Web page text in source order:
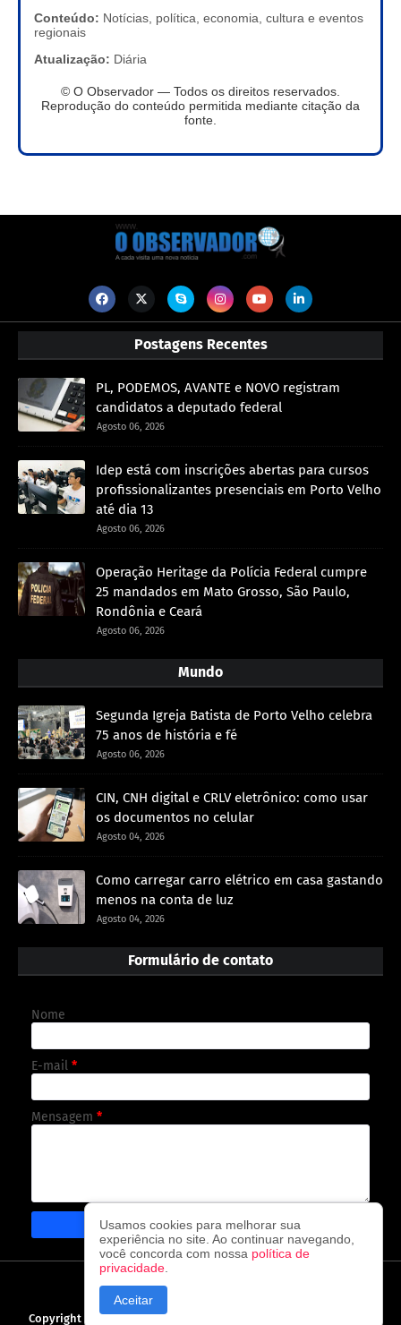
Conteúdo: Notícias, política, economia, cultura e eventos
regionais
Atualização: Diária
© O Observador — Todos os direitos reservados.
Reprodução do conteúdo permitida mediante citação da
fonte.
Postagens Recentes
PL, PODEMOS, AVANTE e NOVO registram
candidatos a deputado federal
Agosto 06, 2026
Idep está com inscrições abertas para cursos
profissionalizantes presenciais em Porto Velho
até dia 13
Agosto 06, 2026
Operação Heritage da Polícia Federal cumpre
25 mandados em Mato Grosso, São Paulo,
Rondônia e Ceará
Agosto 06, 2026
Mundo
Segunda Igreja Batista de Porto Velho celebra
75 anos de história e fé
Agosto 06, 2026
CIN, CNH digital e CRLV eletrônico: como usar
os documentos no celular
Agosto 04, 2026
Como carregar carro elétrico em casa gastando
menos na conta de luz
Agosto 04, 2026
Formulário de contato
Nome
E-mail *
Mensagem *
CAPA CONTATO
Copyright © 2026O observador - A cada visita uma nova notícia!
Usamos cookies para melhorar sua
experiência no site. Ao continuar navegando,
você concorda com nossa política de
privacidade
Aceitar